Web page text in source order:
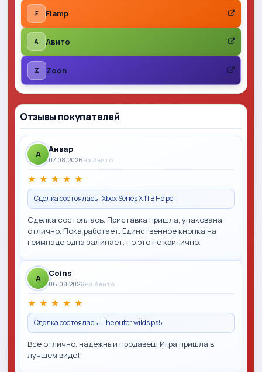
Отзывы покупателей
A Анвар
07.08.2026на Авито
★ ★ ★ ★ ★
Сделка состоялась · Xbox Series X 1TB Не рст
Сделка состоялась. Приставка пришла, упакована
отлично. Пока работает. Единственное кнопка на
геймпаде одна залипает, но это не критично.
A Coins
06.08.2026на Авито
★ ★ ★ ★ ★
Сделка состоялась · The outer wilds ps5
Все отлично, надёжный продавец! Игра пришла в
лучшем виде!!
F Flamp
A Авито
Z Zoon